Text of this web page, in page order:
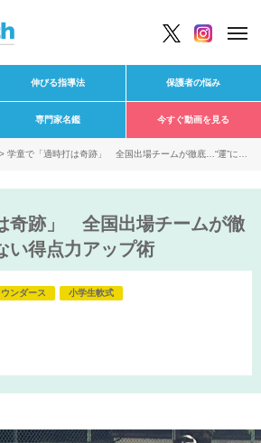
伸びる指導法 保護者の悩み
専門家名鑑 今すぐ動画を見る
学童で「適時打は奇跡」 全国出場チームが徹底…“運”に頼
奇跡」 全国出場チームが徹
い得点力アップ術
ウンダース 小学生軟式